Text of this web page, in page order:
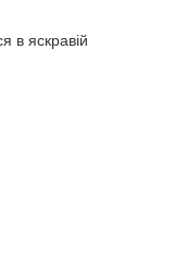
в яскравій